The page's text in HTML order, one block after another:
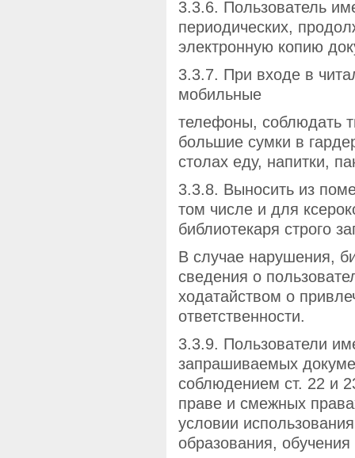
3.3.6. Пользователь
периодических,
электронную копию
3.3.7. При входе в
мобильные
телефоны, соблюдать
большие сумки в
столах еду, напитки,
3.3.8. Выносить из
том числе и для
библиотекаря строго
В случае нарушения,
сведения о
ходатайством о
ответственности.
3.3.9. Пользователи
запрашиваемых
соблюдением ст. 22 и
праве и смежных
условии
образования,